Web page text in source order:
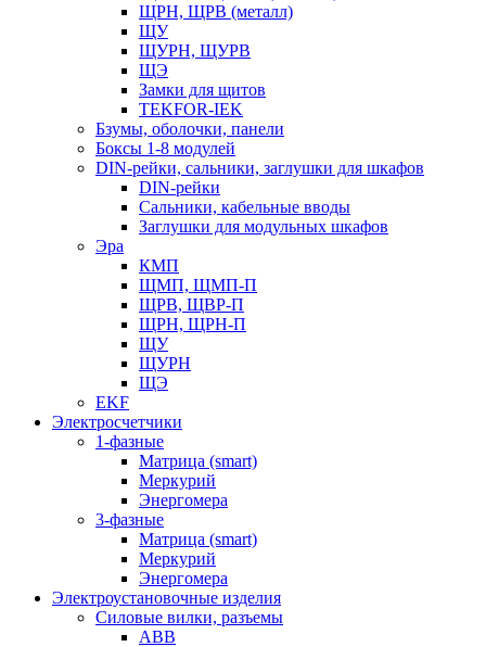
ЩРН, ЩРВ (металл)
ЩУ
ЩУРН, ЩУРВ
ЩЭ
Замки для щитов
TEKFOR-IEK
Бзумы, оболочки, панели
Боксы 1-8 модулей
DIN-рейки, сальники, заглушки для шкафов
DIN-рейки
Сальники, кабельные вводы
Заглушки для модульных шкафов
Эра
КМП
ЩМП, ЩМП-П
ЩРВ, ЩВР-П
ЩРН, ЩРН-П
ЩУ
ЩУРН
ЩЭ
EKF
Электросчетчики
1-фазные
Матрица (smart)
Меркурий
Энергомера
3-фазные
Матрица (smart)
Меркурий
Энергомера
Электроустановочные изделия
Силовые вилки, разъемы
ABB